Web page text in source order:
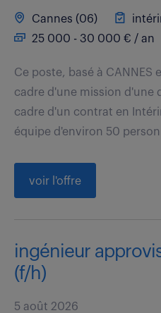
Cannes (06)
25 000 - 30 000 € / an
Ce poste, basé à CANNES
cadre d'une mission d'une
cadre d'un contrat en
équipe d'environ 50
voir l'offre
ingénieur
(f/h)
5 août 2026